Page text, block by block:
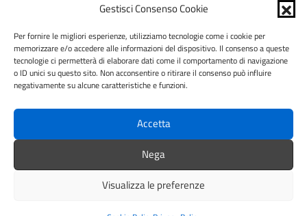
Gestisci Consenso Cookie
Per fornire le migliori esperienze, utilizziamo tecnologie come i cookie per
memorizzare e/o accedere alle informazioni del dispositivo. Il consenso a queste
tecnologie ci permetterà di elaborare dati come il comportamento di navigazione
o ID unici su questo sito. Non acconsentire o ritirare il consenso può influire
negativamente su alcune caratteristiche e funzioni.
Accetta
Nega
Visualizza le preferenze
Cookie Policy
Informativa privacy
Dichiarazione di accessibilità
Note legali
SEGUICI SU
Facebook